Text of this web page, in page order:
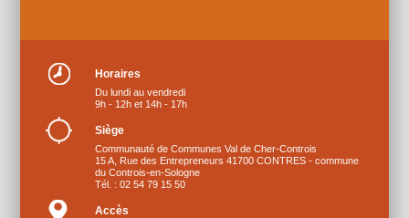
Horaires
Du lundi au vendredi
9h - 12h et 14h - 17h
Siège
Communauté de Communes Val de Cher-Controis
15 A, Rue des Entrepreneurs 41700 CONTRES - commune
du Controis-en-Sologne
Tél. : 02 54 79 15 50
Accès